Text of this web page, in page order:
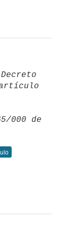
Decreto
000 de